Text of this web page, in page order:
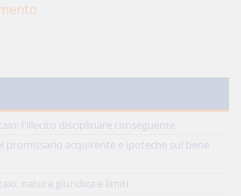
l'illecito disciplinare conseguente
promissario acquirente e ipoteche sul bene
natura giuridica e limiti